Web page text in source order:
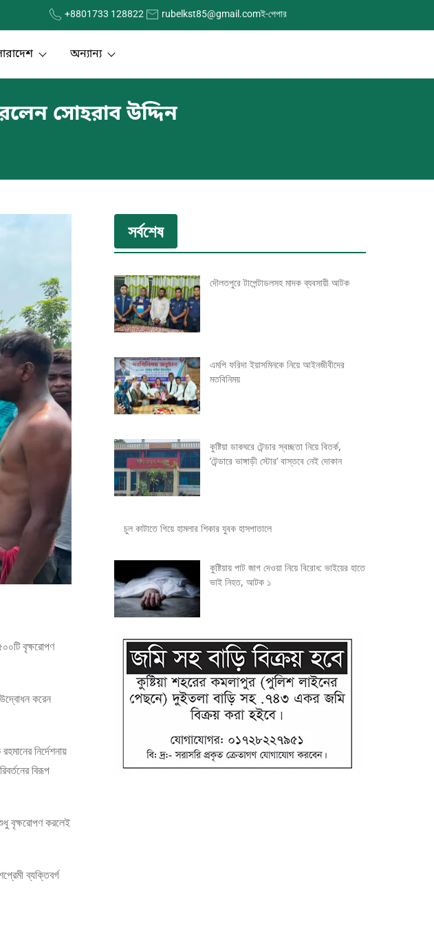
+8801733 128822 rubelkst85@gmail.comই-পেপার
অন্যান্য
সোহরাব উদ্দিন
বৃক্ষরোপণ
করেন
নির্দেশনায়
বিরূপ
বৃক্ষরোপণ করলেই
ব্যক্তিবর্গ
সর্বশেষ
দৌলতপুরে টাপেন্টাডলসহ মাদক ব্যবসায়ী আটক
এমপি ফরিদা ইয়াসমিনকে নিয়ে আইনজীবীদের
মতবিনিময়
কুষ্টিয়া ডাকঘরে টেন্ডার স্বচ্ছতা নিয়ে বিতর্ক,
‘টেন্ডারে ভাঙ্গাড়ী স্টোর’ বাস্তবে নেই দোকান
চুল কাটাতে গিয়ে হামলার শিকার যুবক হাসপাতালে
কুষ্টিয়ায় পাট জাগ দেওয়া নিয়ে বিরোধ: ভাইয়ের হাতে
ভাই নিহত, আটক ১